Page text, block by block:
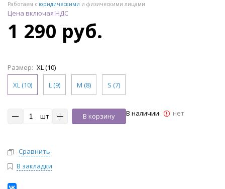
Работаем с юридическими и физическими лицами
Цена включая НДС
1 290 руб.
Размер: XL (10)
XL (10)
L (9) M (8) S (7)
шт В корзину В наличии нет
Сравнить
В закладки